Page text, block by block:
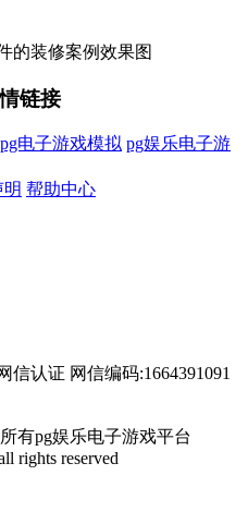
的装修案例效果图
链接
电子游戏模拟 pg娱乐电子游
帮助中心
认证 网信编码:1664391091
有pg娱乐电子游戏平台
rights reserved